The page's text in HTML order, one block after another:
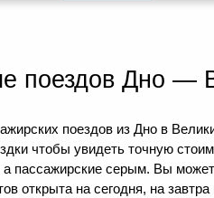
поездов Дно —
поездов из Дно в
чтобы увидеть точную
пассажирские серым. Вы
открыта на сегодня, на